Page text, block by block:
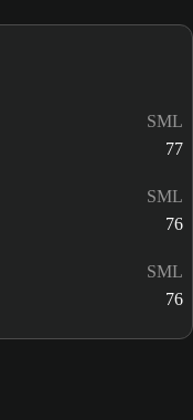
SML
77
SML
76
SML
76